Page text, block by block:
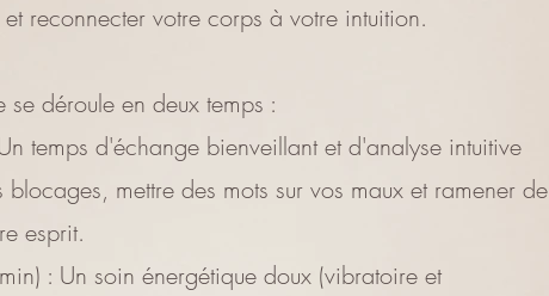
reconnecter votre corps à votre intuition.
se déroule en deux temps :
temps d'échange bienveillant et d'analyse intuitive
mettre des mots sur vos maux et ramener de
esprit.
: Un soin énergétique doux (vibratoire et